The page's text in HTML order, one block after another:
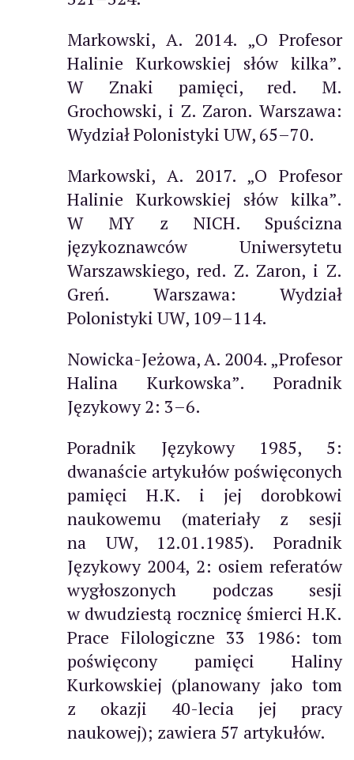
Markowski, A. 2014. „O Profesor
Halinie Kurkowskiej słów kilka”.
W Znaki pamięci, red. M.
Grochowski, i Z. Zaron. Warszawa:
Wydział Polonistyki UW, 65–70.
Markowski, A. 2017. „O Profesor
Halinie Kurkowskiej słów kilka”.
W MY z NICH. Spuścizna
językoznawców Uniwersytetu
Warszawskiego, red. Z. Zaron, i Z.
Greń. Warszawa: Wydział
Polonistyki UW, 109–114.
Nowicka-Jeżowa, A. 2004. „Profesor
Halina Kurkowska”. Poradnik
Językowy 2: 3–6.
Poradnik Językowy 1985, 5:
dwanaście artykułów poświęconych
pamięci H.K. i jej dorobkowi
naukowemu (materiały z sesji
na UW, 12.01.1985). Poradnik
Językowy 2004, 2: osiem referatów
wygłoszonych podczas sesji
w dwudziestą rocznicę śmierci H.K.
Prace Filologiczne 33 1986: tom
poświęcony pamięci Haliny
Kurkowskiej (planowany jako tom
z okazji 40-lecia jej pracy
naukowej); zawiera 57 artykułów.